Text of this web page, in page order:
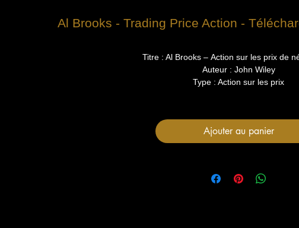
Al Brooks - Trading Price Action -
Titre : Al Brooks – Action sur les prix de
Auteur : John Wiley
Type : Action sur les prix
Ajouter au panier